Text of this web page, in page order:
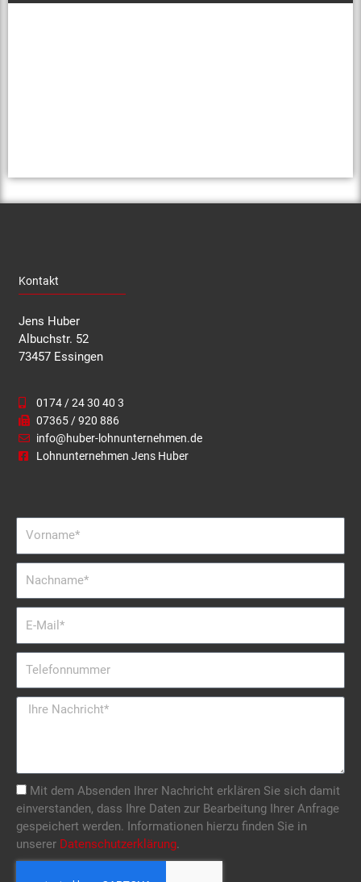
Kontakt
Jens Huber
Albuchstr. 52
73457 Essingen
0174 / 24 30 40 3
07365 / 920 886
info@huber-lohnunternehmen.de
Lohnunternehmen Jens Huber
Mail
Nachricht
Mit dem Absenden Ihrer Nachricht erklären Sie sich damit
einverstanden, dass Ihre Daten zur Bearbeitung Ihrer Anfrage
gespeichert werden. Informationen hierzu finden Sie in
unserer Datenschutzerklärung.